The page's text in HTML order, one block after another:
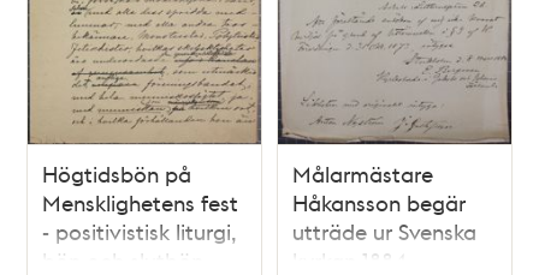
Högtidsbön på
Mensklighetens fest
- positivistisk liturgi,
bön och slutbön
Målarmästare
Håkansson begär
utträde ur Svenska
kyrkan 1884